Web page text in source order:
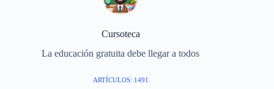
Cursoteca
La educación gratuita debe llegar a todos
ARTÍCULOS: 1491